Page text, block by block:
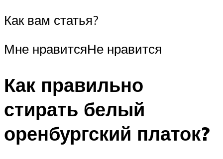
Как вам статья?
Мне нравитсяНе нравится
Как правильно
стирать белый
оренбургский платок?